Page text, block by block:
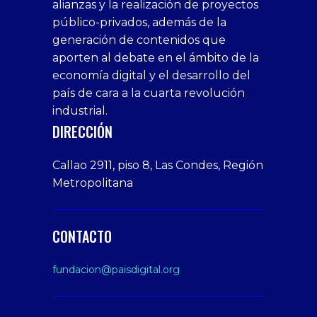
bedava
bonus
veren
siteler
1xbet
deneme
bonusu
veren
sahabet
giriş
1xbet
giriş
tarafbet
giriş
bonusu
Deneme
bonusu
veren
siteler
porn
on
webcam
Cumshots
Tits
Free
Amateur
Porn
Xxx
Indian
Big
Butt
sex
From
Step
bonusu
veren
siteler
alianzas y la realización de proyectos
público-privados, además de la
generación de contenidos que
aporten al debate en el ámbito de la
economía digital y el desarrollo del
país de cara a la cuarta revolución
industrial.
DIRECCIÓN
Callao 2911, piso 8, Las Condes, Región
Metropolitana
CONTACTO
fundacion@paisdigital.org